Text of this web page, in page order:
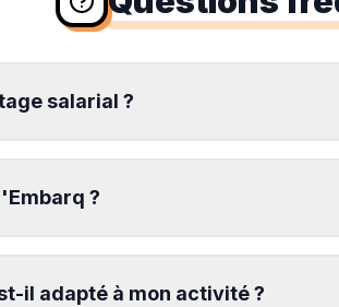
salarial ?
?
il adapté à mon activité ?